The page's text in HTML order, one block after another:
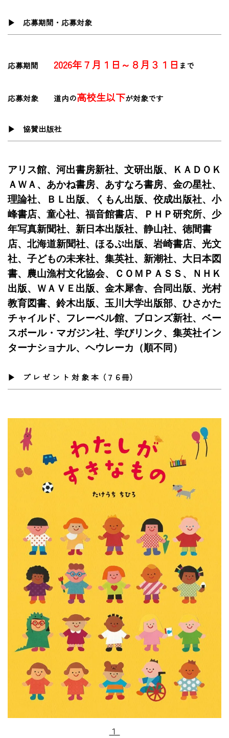
▶ 応募期間・応募対象
応募期間 2026年７月１日～８月３１日 まで
応募対象 道内の高校生以下が対象です
▶ 協賛出版社
アリス館、河出書房新社、文研出版、ＫＡＤＯＫ
ＡＷＡ、あかね書房、あすなろ書房、金の星社、
理論社、ＢＬ出版、くもん出版、佼成出版社、小
峰書店、童心社、福音館書店、ＰＨＰ研究所、少
年写真新聞社、新日本出版社、静山社、徳間書
店、北海道新聞社、ほるぷ出版、岩崎書店、光文
社、子どもの未来社、集英社、新潮社、大日本図
書、農山漁村文化協会、ＣＯＭＰＡＳＳ、ＮＨＫ
出版、ＷＡＶＥ出版、金木犀舎、合同出版、光村
教育図書、鈴木出版、玉川大学出版部、ひさかた
チャイルド、フレーベル館、ブロンズ新社、ベー
スボール・マガジン社、学びリンク、集英社イン
ターナショナル、ヘウレーカ（順不同）
▶ プ レ ゼ ン ト 対 象 本（７６冊）
１